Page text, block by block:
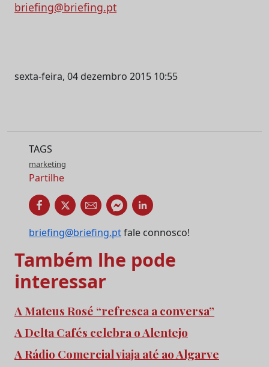
briefing@briefing.pt
sexta-feira, 04 dezembro 2015 10:55
TAGS
marketing
Partilhe
briefing@briefing.ptfale connosco!
Também lhe pode
interessar
A Mateus Rosé “refresca a conversa”
A Delta Cafés celebra o Alentejo
A Rádio Comercial viaja até ao Algarve